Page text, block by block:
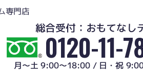
専門店
総合受付：おもてなし
0120-11-
月～土 9:00～18:00 / 日・祝